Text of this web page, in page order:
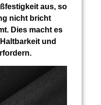
aus, so
nicht bricht
Dies macht es
und